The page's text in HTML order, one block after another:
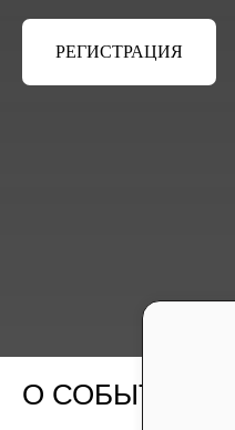
РЕГИСТРАЦИЯ
О СОБЫТИИ